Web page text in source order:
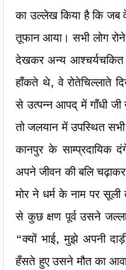
का उल्लेख किया है कि जब
तूफान आया। सभी लोग
देखकर अन्य
हाँकते थे, वे रोतेचिल्लाते
से उत्पन्न आपद् में गाँधी जी
तो जलयान में उपस्थित
कानपुर के साम्प्रदायिक
अपने जीवन की बलि
मोर ने धर्म के नाम पर
से कुछ क्षण पूर्व उसने
“क्यों भाई, मुझे अपनी
हँसते हुए उसने मौत का